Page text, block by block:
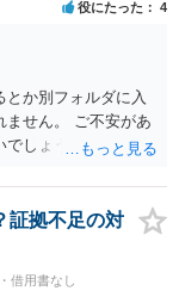
役にたった 4
か別フォルダに入
ません。 ご不安があ
でしょう。
証拠不足の対
借用書なし